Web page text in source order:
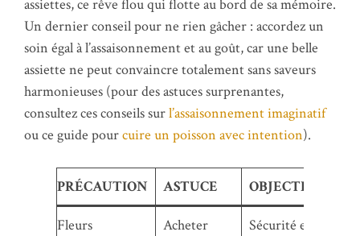
assiettes, ce rêve flou qui flotte au bord de sa mémoire.
Un dernier conseil pour ne rien gâcher : accordez un
soin égal à l’assaisonnement et au goût, car une belle
assiette ne peut convaincre totalement sans saveurs
harmonieuses (pour des astuces surprenantes,
consultez ces conseils surl’assaisonnement imaginatif
ou ce guide pourcuire un poisson avec intention).
PRÉCAUTION ASTUCE OBJECTIF
Fleurs
Acheter
Sécurité et